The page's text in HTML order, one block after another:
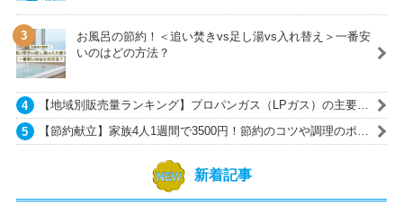
お風呂の節約！＜追い焚きvs足し湯vs入れ替え＞一番安
いのはどの方法？
【地域別販売量ランキング】プロパンガス（LPガス）の主要ガ
ス会社一覧
【節約献立】家族4人1週間で3500円！節約のコツや調理のポイ
ントも紹介
新着記事